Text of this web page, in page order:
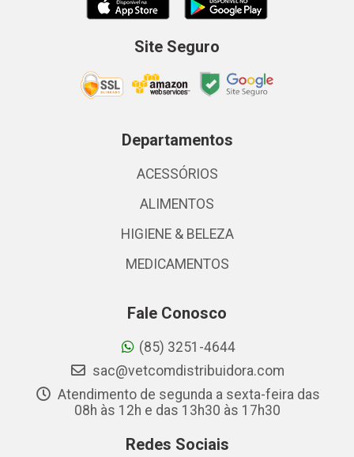
Site Seguro
Departamentos
ACESSÓRIOS
ALIMENTOS
HIGIENE & BELEZA
MEDICAMENTOS
Fale Conosco
(85) 3251-4644
sac@vetcomdistribuidora.com
Atendimento de segunda a sexta-feira das
08h às 12h e das 13h30 às 17h30
Redes Sociais